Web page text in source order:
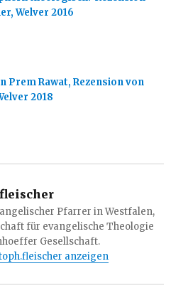
Welver 2016
Prem Rawat, Rezension von
2018
Pfarrer in Westfalen,
für evangelische Theologie
Gesellschaft.
anzeigen